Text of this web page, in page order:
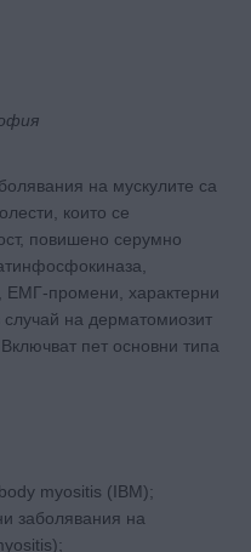
на мускулите са
които се
повишено серумно
ЕМГ-промени, характерни
на дерматомиозит
пет основни типа
myositis (IBM);
заболявания на